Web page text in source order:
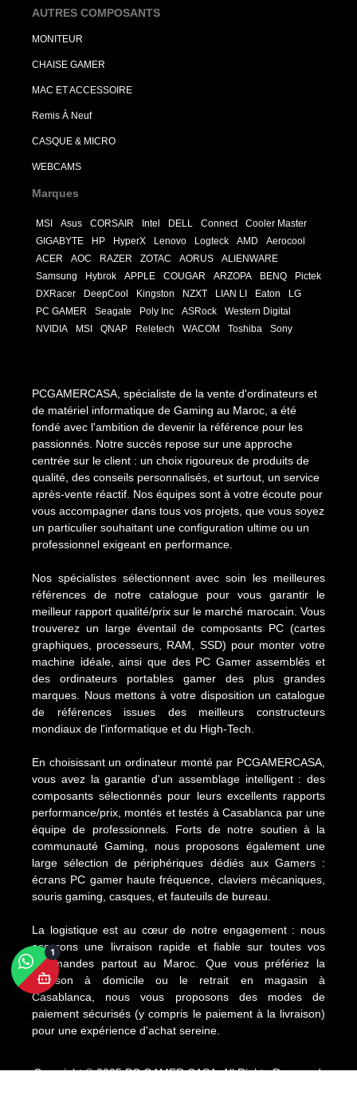
AUTRES COMPOSANTS
MONITEUR
CHAISE GAMER
MAC ET ACCESSOIRE
Remis À Neuf
CASQUE & MICRO
WEBCAMS
Marques
MSI Asus CORSAIR Intel DELL Connect
Cooler Master
GIGABYTE
HP HyperX Lenovo Logteck AMD
Aerocool
ACER
AOC RAZER ZOTAC AORUS
ALIENWARE
Samsung
Hybrok APPLE COUGAR ARZOPA BENQ
Pictek
DXRacer
DeepCool Kingston NZXT LIAN LI Eaton
LG
PC GAMER
Seagate Poly Inc ASRock
Western Digital
NVIDIA
MSI QNAP Reletech WACOM Toshiba Sony
PCGAMERCASA, spécialiste de la vente d'ordinateurs et
de matériel informatique de Gaming au Maroc, a été
fondé avec l'ambition de devenir la référence pour les
passionnés. Notre succès repose sur une approche
centrée sur le client : un choix rigoureux de produits de
qualité, des conseils personnalisés, et surtout, un service
après-vente réactif. Nos équipes sont à votre écoute pour
vous accompagner dans tous vos projets, que vous soyez
un particulier souhaitant une configuration ultime ou un
professionnel exigeant en performance.
Nos spécialistes sélectionnent avec soin les meilleures
références de notre catalogue pour vous garantir le
meilleur rapport qualité/prix sur le marché marocain. Vous
trouverez un large éventail de composants PC (cartes
graphiques, processeurs, RAM, SSD) pour monter votre
machine idéale, ainsi que des PC Gamer assemblés et
des ordinateurs portables gamer des plus grandes
marques. Nous mettons à votre disposition un catalogue
de références issues des meilleurs constructeurs
mondiaux de l'informatique et du High-Tech.
En choisissant un ordinateur monté par PCGAMERCASA,
vous avez la garantie d'un assemblage intelligent : des
composants sélectionnés pour leurs excellents rapports
performance/prix, montés et testés à Casablanca par une
équipe de professionnels. Forts de notre soutien à la
communauté Gaming, nous proposons également une
large sélection de périphériques dédiés aux Gamers :
écrans PC gamer haute fréquence, claviers mécaniques,
souris gaming, casques, et fauteuils de bureau.
La logistique est au cœur de notre engagement : nous
assurons une livraison rapide et fiable sur toutes vos
commandes partout au Maroc. Que vous préfériez la
livraison à domicile ou le retrait en magasin à
Casablanca, nous vous proposons des modes de
paiement sécurisés (y compris le paiement à la livraison)
pour une expérience d'achat sereine.
Copyright © 2025 PC GAMER CASA. All Rights Reserved.
1